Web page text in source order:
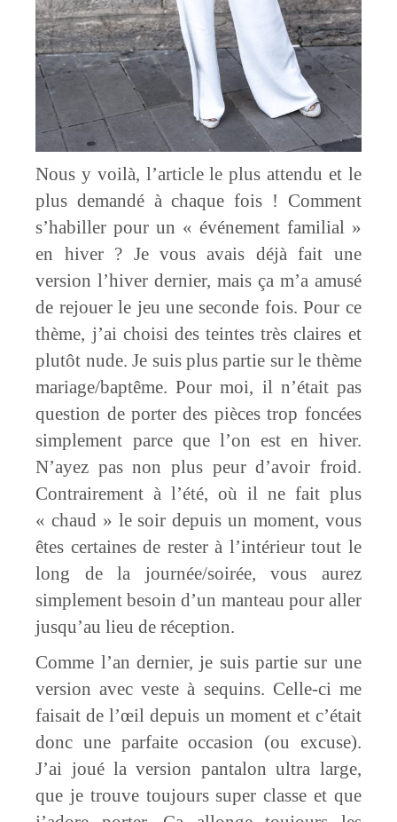
Nous y voilà, l’article le plus attendu et le
plus demandé à chaque fois ! Comment
s’habiller pour un « événement familial »
en hiver ? Je vous avais déjà fait une
version l’hiver dernier, mais ça m’a amusé
de rejouer le jeu une seconde fois. Pour ce
thème, j’ai choisi des teintes très claires et
plutôt nude. Je suis plus partie sur le thème
mariage/baptême. Pour moi, il n’était pas
question de porter des pièces trop foncées
simplement parce que l’on est en hiver.
N’ayez pas non plus peur d’avoir froid.
Contrairement à l’été, où il ne fait plus
« chaud » le soir depuis un moment, vous
êtes certaines de rester à l’intérieur tout le
long de la journée/soirée, vous aurez
simplement besoin d’un manteau pour aller
jusqu’au lieu de réception.
Comme l’an dernier, je suis partie sur une
version avec veste à sequins. Celle-ci me
faisait de l’œil depuis un moment et c’était
donc une parfaite occasion (ou excuse).
J’ai joué la version pantalon ultra large,
que je trouve toujours super classe et que